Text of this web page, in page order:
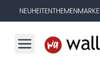
NEUHEITENTHEMEN